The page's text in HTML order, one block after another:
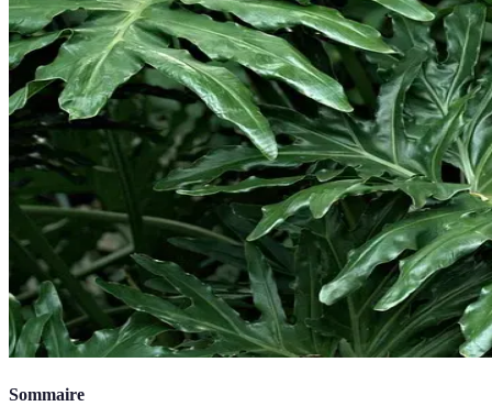
Sommaire